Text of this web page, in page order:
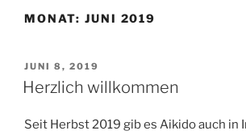
MONAT: JUNI 2019
VERÖFFENTLICHT
AM
JUNI 8, 2019
Herzlich willkommen
Seit Herbst 2019 gib es Aikido auch in